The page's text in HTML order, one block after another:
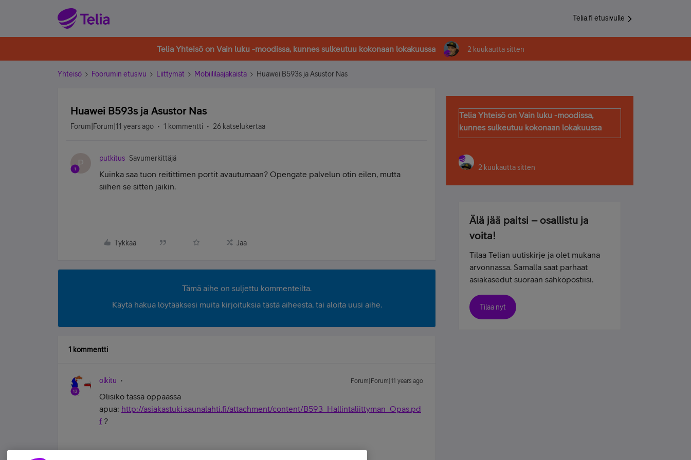
Telia.fi etusivulle
Telia Yhteisö on Vain luku -moodissa, kunnes sulkeutuu kokonaan lokakuussa 2 kuukautta sitten
Yhteisö Foorumin etusivu Liittymät Mobiililaajakaista Huawei B593s ja Asustor Nas
Huawei B593s ja Asustor Nas
Forum|Forum|11 years ago 1 kommentti 26 katselukertaa
P putkitus Savumerkittäjä
Kuinka saa tuon reitittimen portit avautumaan? Opengate palvelun otin eilen, mutta
siihen se sitten jäikin.
Tykkää Jaa
Tämä aihe on suljettu kommenteilta.
Käytä hakua löytääksesi muita kirjoituksia tästä aiheesta, tai aloita uusi aihe.
1 kommentti
olkitu Forum|Forum|11 years ago
Olisiko tässä oppaassa
apua: http://asiakastuki.saunalahti.fi/attachment/content/B593_Hallintaliittyman_Opas.pd
f ?
Telia Yhteisö on Vain luku -moodissa,
kunnes sulkeutuu kokonaan lokakuussa
2 kuukautta sitten
Älä jää paitsi – osallistu ja
voita!
Tilaa Telian uutiskirje ja olet mukana
arvonnassa. Samalla saat parhaat
asiakasedut suoraan sähköpostiisi.
Tilaa nyt